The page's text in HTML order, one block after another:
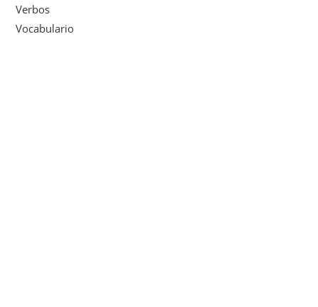
Verbos
Vocabulario